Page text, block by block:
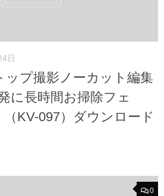
日
ップ撮影ノーカット編集
に長時間お掃除フェ
KV-097）ダウンロード
0